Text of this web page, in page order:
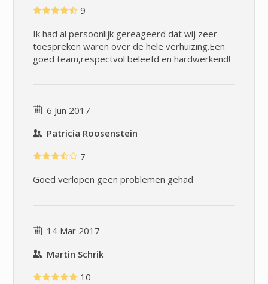
9
Ik had al persoonlijk gereageerd dat wij zeer
toespreken waren over de hele verhuizing.Een
goed team,respectvol beleefd en hardwerkend!
6 Jun 2017
Patricia Roosenstein
7
Goed verlopen geen problemen gehad
14 Mar 2017
Martin Schrik
10